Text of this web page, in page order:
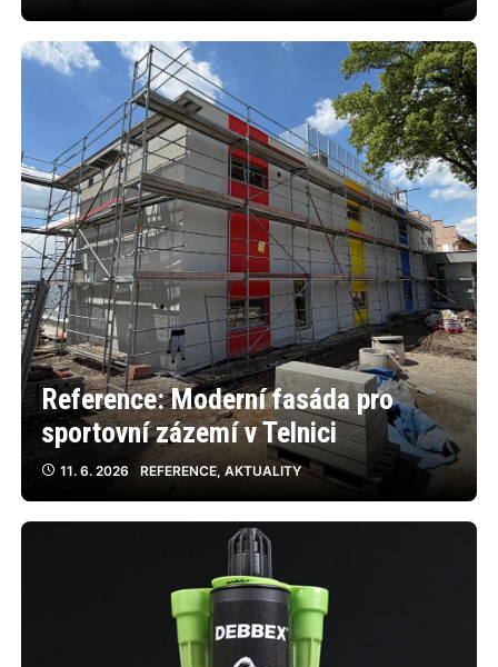
Reference: Moderní fasáda pro
sportovní zázemí v Telnici
11. 6. 2026 REFERENCE, AKTUALITY